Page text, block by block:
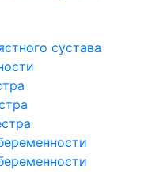
сустава